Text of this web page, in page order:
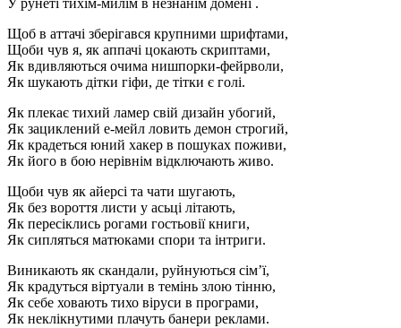
Щоб в аттачі зберігався крупними шрифтами,
Щоби чув я, як аппачі цокають скриптами,
Як вдивляються очима нишпорки-фейрволи,
Як шукають дітки гіфи, де тітки є голі.
Як плекає тихий ламер свій дизайн убогий,
Як зациклений е-мейл ловить демон строгий,
Як крадеться юний хакер в пошуках поживи,
Як його в бою нерівнім відключають живо.
Щоби чув як айерсі та чати шугають,
Як без вороття листи у асьці літають,
Як пересіклись рогами гостьовії книги,
Як сипляться матюками спори та інтриги.
Виникають як скандали, руйнуються сім’ї,
Як крадуться віртуали в темінь злою тінню,
Як себе ховають тихо віруси в програми,
Як неклікнутими плачуть банери реклами.